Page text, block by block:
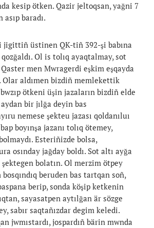
kesip ötken. Qazir jeltoqsan, yağni 7
baradı.
jigittiñ üstinen QK-tiñ 392-şi babına
qozğaldı. Ol is tolıq ayaqtalmay, sot
Qaster men Mwragerdi eşkim eşqayda
Olar aldımen bizdiñ memlekettik
bwzıp ötkeni üşin jazaların bizdiñ elde
bir jılğa deyin bas
nemese şekteu jazası qoldanıluı
boyınşa jazanı tolıq ötemey,
Esteriñizde bolsa,
osınday jağday boldı. Sot altı ayğa
şektegen bolatın. Ol merzim ötpey
bosqındıq beruden bas tartqan soñ,
berip, sonda köşip ketkenin
sayasatpen aytılğan är sözge
sabır saqtañızdar degim keledi.
jwmıstardı, jospardıñ bärin mwnda